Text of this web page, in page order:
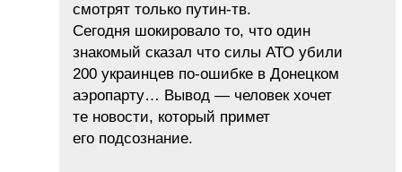
смотрят только путин-тв.
Сегодня шокировало то, что один
знакомый сказал что силы АТО убили
200 украинцев по-ошибке в Донецком
аэропарту… Вывод — человек хочет
те новости, который примет
его подсознание.